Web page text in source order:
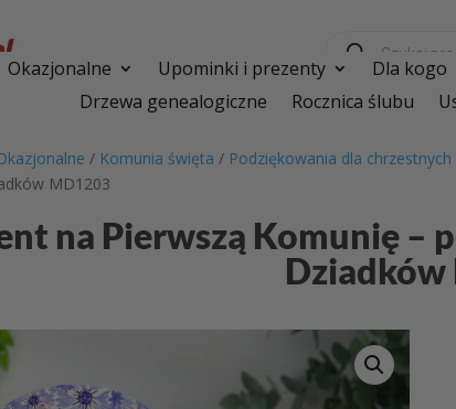
produktów
Okazjonalne Upominki i prezenty Dla kogo
Drzewa genealogiczne
Rocznica ślubu
/ Komunia święta / Podziękowania dla
MD1203
na Pierwszą Komunię –